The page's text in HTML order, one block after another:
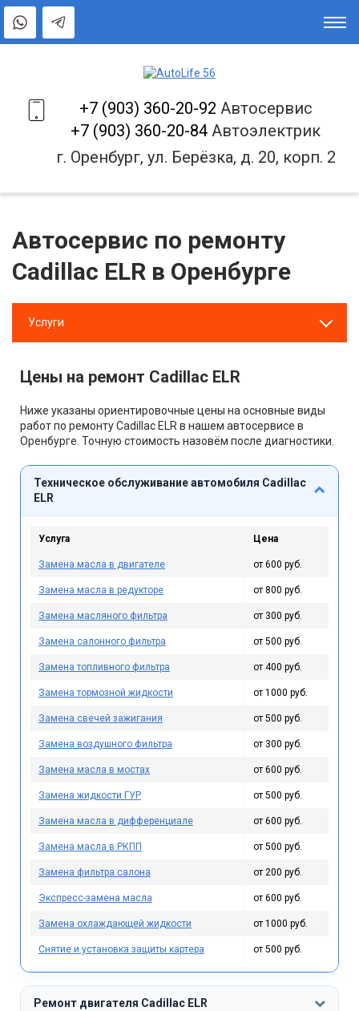
+7 (903) 360-20-92 Автосервис
+7 (903) 360-20-84 Автоэлектрик
г. Оренбург, ул. Берёзка, д. 20, корп. 2
Автосервис по ремонту
Cadillac ELR в Оренбурге
Услуги
Цены на ремонт Cadillac ELR
Ниже указаны ориентировочные цены на основные виды
работ по ремонту Cadillac ELR в нашем автосервисе в
Оренбурге. Точную стоимость назовём после диагностики.
Техническое обслуживание автомобиля Cadillac
ELR
Услуга Цена
Замена масла в двигателе от 600 руб.
Замена масла в редукторе от 800 руб.
Замена масляного фильтра от 300 руб.
Замена салонного фильтра от 500 руб.
Замена топливного фильтра от 400 руб.
Замена тормозной жидкости от 1000 руб.
Замена свечей зажигания от 500 руб.
Замена воздушного фильтра от 300 руб.
Замена масла в мостах от 600 руб.
Замена жидкости ГУР от 500 руб.
Замена масла в дифференциале от 600 руб.
Замена масла в РКПП от 500 руб.
Замена фильтра салона от 200 руб.
Экспресс-замена масла от 600 руб.
Замена охлаждающей жидкости от 1000 руб.
Снятие и установка защиты картера от 500 руб.
Ремонт двигателя Cadillac ELR